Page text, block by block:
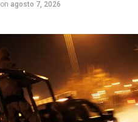
on agosto 7, 2026